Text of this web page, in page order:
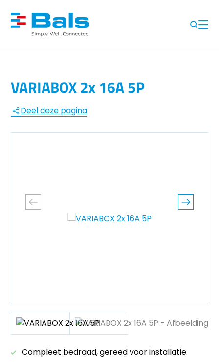
VARIABOX 2x 16A 5P
Deel deze pagina
Compleet bedraad, gereed voor installatie.